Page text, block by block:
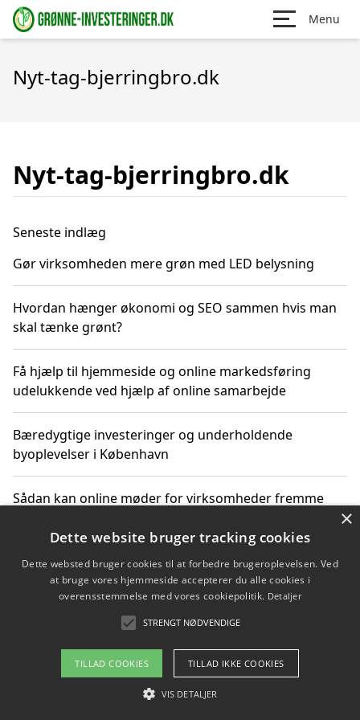
Menu
Nyt-tag-bjerringbro.dk
Nyt-tag-bjerringbro.dk
Seneste indlæg
Gør virksomheden mere grøn med LED belysning
Hvordan hænger økonomi og SEO sammen hvis man
skal tænke grønt?
Få hjælp til hjemmeside og online markedsføring
udelukkende ved hjælp af online samarbejde
Bæredygtige investeringer og underholdende
byoplevelser i København
Sådan kan online møder for virksomheder fremme
Copyright 2026 - Pilanto Aps
Om / kontakt
×
Dette website bruger tracking cookies
Dette websted bruger cookies til at forbedre brugeroplevelsen. Ved
at bruge vores hjemmeside accepterer du alle cookies i
overensstemmelse med vores cookiepolitik. Detaljer
STRENGT NØDVENDIGE
TILLAD COOKIES TILLAD IKKE COOKIES
VIS DETALJER